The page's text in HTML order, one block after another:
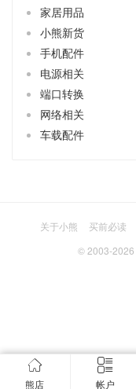
家居用品
小熊新货
手机配件
电源相关
端口转换
网络相关
车载配件
熊店 帐户
关于小熊 买前必读
© 2003-2026